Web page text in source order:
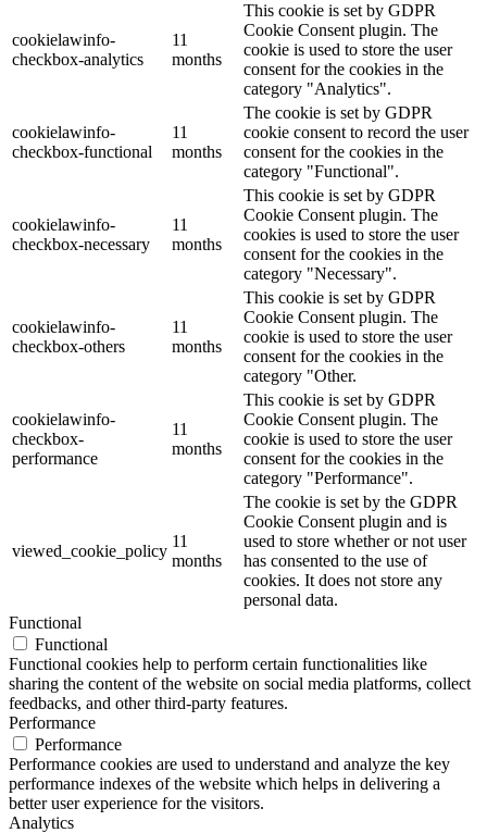
cookielawinfo-
checkbox-analytics
11
months
This cookie is set by GDPR
Cookie Consent plugin. The
cookie is used to store the user
consent for the cookies in the
category "Analytics".
cookielawinfo-
checkbox-functional
11
months
The cookie is set by GDPR
cookie consent to record the user
consent for the cookies in the
category "Functional".
cookielawinfo-
checkbox-necessary
11
months
This cookie is set by GDPR
Cookie Consent plugin. The
cookies is used to store the user
consent for the cookies in the
category "Necessary".
cookielawinfo-
checkbox-others
11
months
This cookie is set by GDPR
Cookie Consent plugin. The
cookie is used to store the user
consent for the cookies in the
category "Other.
cookielawinfo-
checkbox-
performance
11
months
This cookie is set by GDPR
Cookie Consent plugin. The
cookie is used to store the user
consent for the cookies in the
category "Performance".
viewed_cookie_policy
11
months
The cookie is set by the GDPR
Cookie Consent plugin and is
used to store whether or not user
has consented to the use of
cookies. It does not store any
personal data.
Functional
Functional
Functional cookies help to perform certain functionalities like
sharing the content of the website on social media platforms, collect
feedbacks, and other third-party features.
Performance
Performance
Performance cookies are used to understand and analyze the key
performance indexes of the website which helps in delivering a
better user experience for the visitors.
Analytics